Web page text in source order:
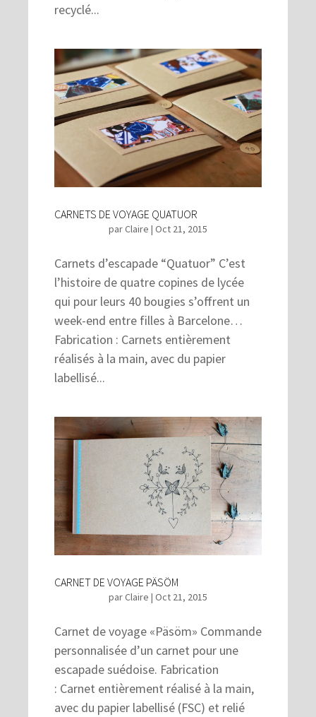
recyclé...
CARNETS DE VOYAGE QUATUOR
parClaire | Oct 21, 2015
Carnets d’escapade “Quatuor” C’est
l’histoire de quatre copines de lycée
qui pour leurs 40 bougies s’offrent un
week-end entre filles à Barcelone…
Fabrication : Carnets entièrement
réalisés à la main, avec du papier
labellisé...
CARNET DE VOYAGE PÄSÖM
parClaire | Oct 21, 2015
Carnet de voyage «Päsöm» Commande
personnalisée d’un carnet pour une
escapade suédoise. Fabrication
: Carnet entièrement réalisé à la main,
avec du papier labellisé (FSC) et relié